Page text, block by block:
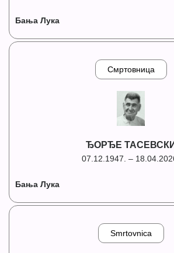
Бања Лука
Смртовница
ЂОРЂЕ ТАСЕВСКИ
07.12.1947. –
Бања Лука
Smrtovnica